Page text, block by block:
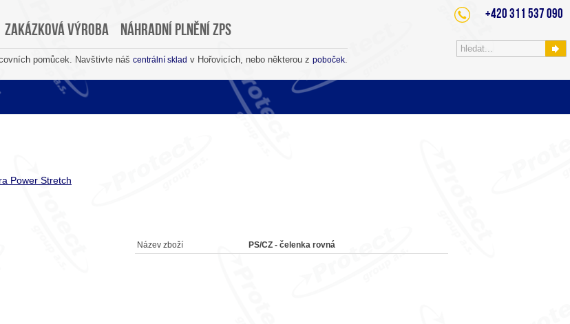
Power Stretch
Název zboží PS/CZ - čelenka rovná
Zakázková výroba Náhradní plnění ZPS
+420 311 537 090
pomůcek. Navštivte náš centrální sklad v Hořovicích, nebo některou z poboček.